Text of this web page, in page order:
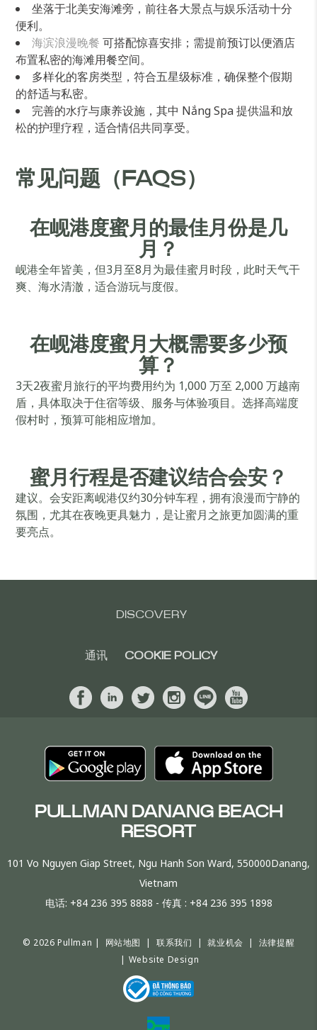
坐落于北美安海滩旁，前往各大景点与娱乐活动十分
便利。
海滨浪漫晚餐 可搭配惊喜安排；需提前预订以便酒店
布置私密的海滩用餐空间。
多样化的客房类型，符合五星级标准，确保整个假期
的舒适与私密。
完善的水疗与康养设施，其中 Nắng Spa 提供温和放
松的护理疗程，适合情侣共同享受。
常见问题（FAQS）
在岘港度蜜月的最佳月份是几
月？
岘港全年皆美，但3月至8月为最佳蜜月时段，此时天气干
爽、海水清澈，适合游玩与度假。
在岘港度蜜月大概需要多少预
算？
3天2夜蜜月旅行的平均费用约为 1,000 万至 2,000 万越南
盾，具体取决于住宿等级、服务与体验项目。选择高端度
假村时，预算可能相应增加。
蜜月行程是否建议结合会安？
建议。会安距离岘港仅约30分钟车程，拥有浪漫而宁静的
氛围，尤其在夜晚更具魅力，是让蜜月之旅更加圆满的重
要亮点。
DISCOVERY
通讯 COOKIE POLICY
PULLMAN DANANG BEACH
RESORT
101 Vo Nguyen Giap Street, Ngu Hanh Son Ward, 550000Danang,
Vietnam
电话: +84 236 395 8888 - 传真 : +84 236 395 1898
© 2026 Pullman | 网站地图 | 联系我们 |就业机会 | 法律提醒
| Website Design